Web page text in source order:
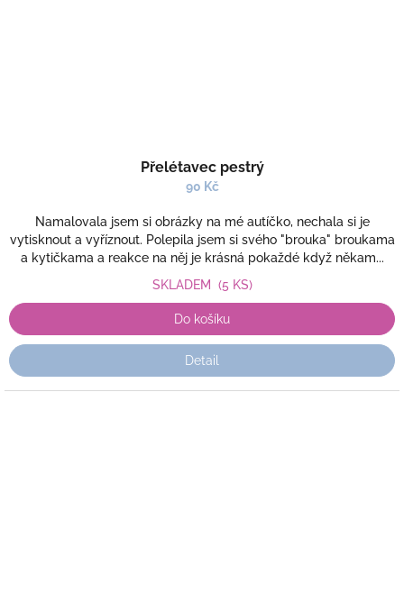
Přelétavec pestrý
90 Kč
Namalovala jsem si obrázky na mé autíčko, nechala si je
vytisknout a vyříznout. Polepila jsem si svého "brouka" broukama
a kytičkama a reakce na něj je krásná pokaždé když někam...
SKLADEM (5 KS)
Do košíku
Detail